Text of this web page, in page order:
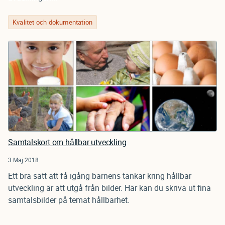
Kvalitet och dokumentation
Samtalskort om hållbar utveckling
3 Maj 2018
Ett bra sätt att få igång barnens tankar kring hållbar
utveckling är att utgå från bilder. Här kan du skriva ut fina
samtalsbilder på temat hållbarhet.